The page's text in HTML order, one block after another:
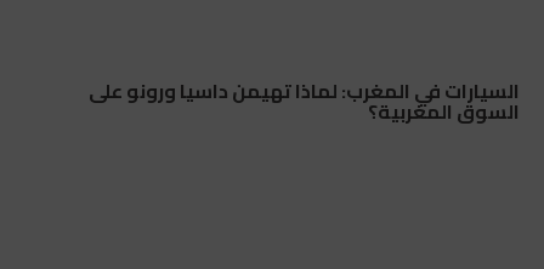
السيارات في المغرب: لماذا تهيمن داسيا ورونو على
السوق المغربية؟